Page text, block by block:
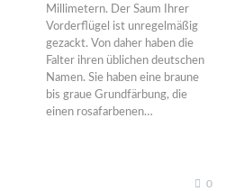
Millimetern. Der Saum Ihrer
Vorderflügel ist unregelmäßig
gezackt. Von daher haben die
Falter ihren üblichen deutschen
Namen. Sie haben eine braune
bis graue Grundfärbung, die
einen rosafarbenen…
0